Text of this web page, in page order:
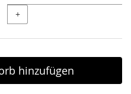
+
hinzufügen